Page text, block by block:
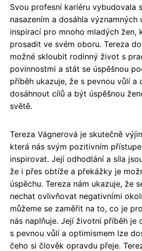
Svou profesní kariéru vybudovala
nasazením a dosáhla významných
inspirací pro mnoho mladých žen,
prosadit ve svém oboru. Tereza
možné skloubit rodinný život s
povinnostmi a stát se úspěšnou
příběh ukazuje, že s pevnou vůlí a
dosáhnout cílů a být úspěšnou
světě.
Tereza Vágnerová je skutečně
která nás svým pozitivním
inspirovat. Její odhodlání a síla
že i přes obtíže a překážky je
úspěchu. Tereza nám ukazuje, že
nechat ovlivňovat negativními
můžeme se zaměřit na to, co je
nás naplňuje. Její životní příběh je
s pevnou vůlí a optimismem lze
čeho si člověk opravdu přeje.